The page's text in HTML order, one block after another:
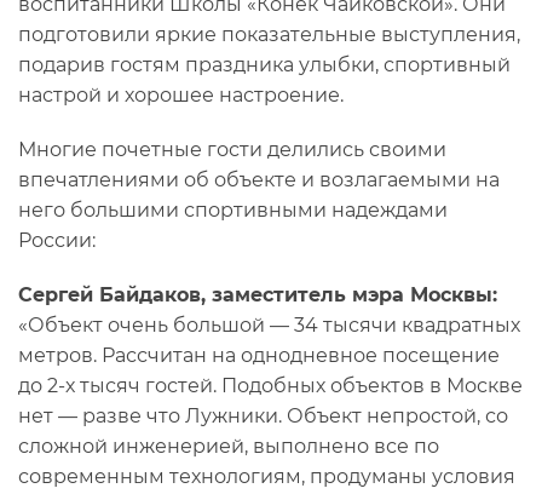
подготовили яркие показательные выступления,
подарив гостям праздника улыбки, спортивный
настрой и хорошее настроение.
Многие почетные гости делились своими
впечатлениями об объекте и возлагаемыми на
него большими спортивными надеждами
России:
Сергей Байдаков, заместитель мэра Москвы:
«Объект очень большой — 34 тысячи квадратных
метров. Рассчитан на однодневное посещение
до 2-х тысяч гостей. Подобных объектов в Москве
нет — разве что Лужники. Объект непростой, со
сложной инженерией, выполнено все по
современным технологиям, продуманы условия